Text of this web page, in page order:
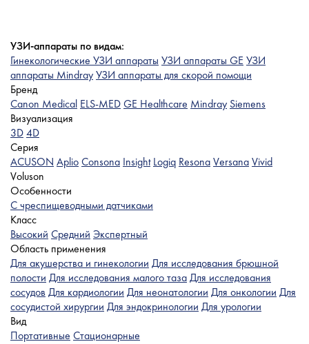
УЗИ-аппараты по видам:
Гинекологические УЗИ аппараты УЗИ аппараты GE УЗИ
аппараты MindrayУЗИ аппараты для скорой помощи
Бренд
Canon Medical ELS-MEDGE Healthcare Mindray Siemens
Визуализация
3D4D
Серия
ACUSON AplioConsona Insight Logiq ResonaVersanaVivid
Voluson
Особенности
C чреспищеводными датчиками
Класс
Высокий Средний Экспертный
Область применения
Для акушерства и гинекологии Для исследования брюшной
полости Для исследования малого тазаДля исследования
сосудов Для кардиологии Для неонатологии Для онкологии Для
сосудистой хирургии Для эндокринологии Для урологии
Вид
Портативные Стационарные